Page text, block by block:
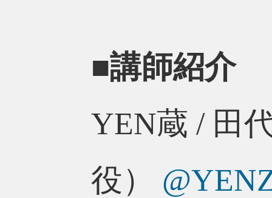
■講師紹介
YEN蔵 / 田
役）